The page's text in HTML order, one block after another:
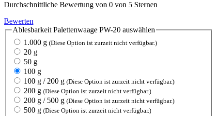
Durchschnittliche Bewertung von 0 von 5 Sternen
Bewerten
Ablesbarkeit Palettenwaage PW-20 auswählen
1.000 g (Diese Option ist zurzeit nicht verfügbar.)
20 g
50 g
100 g
100 g / 200 g (Diese Option ist zurzeit nicht verfügbar.)
200 g (Diese Option ist zurzeit nicht verfügbar.)
200 g / 500 g (Diese Option ist zurzeit nicht verfügbar.)
500 g (Diese Option ist zurzeit nicht verfügbar.)